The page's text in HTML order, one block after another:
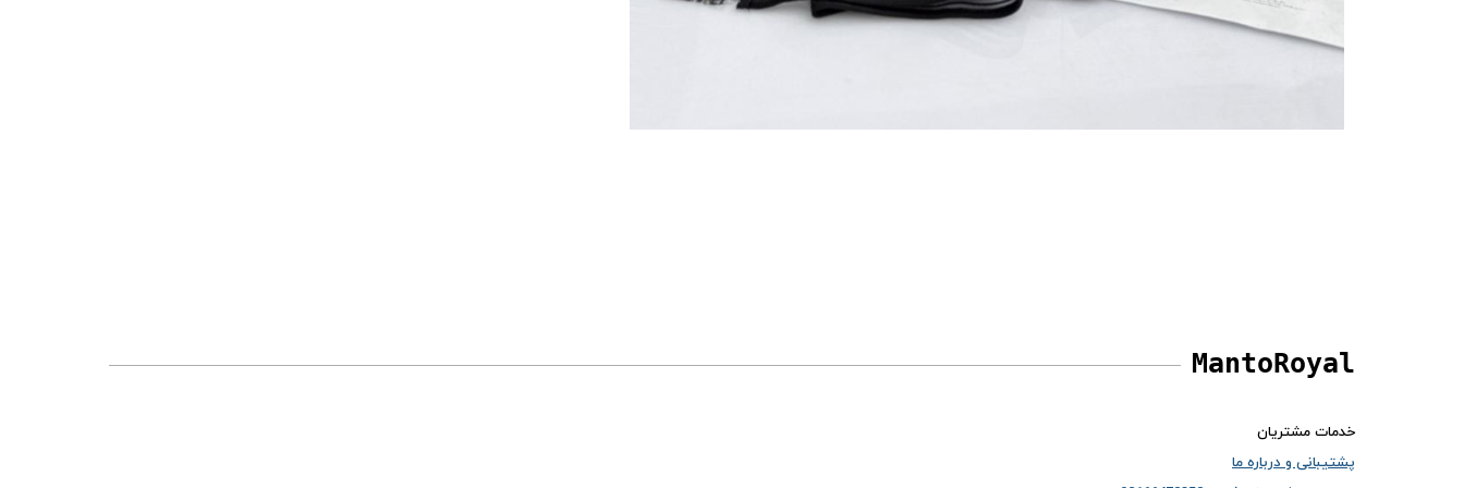
MantoRoyal
خدمات مشتریان
پشتیبانی و درباره ما